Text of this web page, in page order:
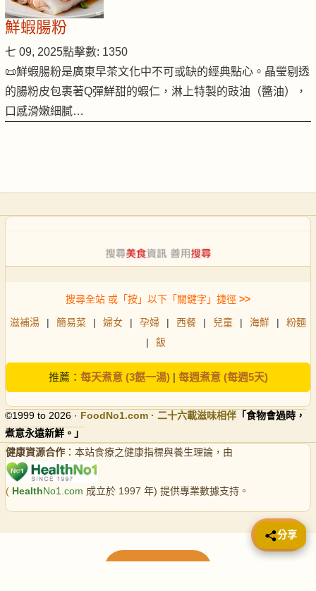
鮮蝦腸粉
七 09, 2025點擊數: 1350
📜鮮蝦腸粉是廣東早茶文化中不可或缺的經典點心。晶瑩剔透
的腸粉皮包裹著Q彈鮮甜的蝦仁，淋上特製的豉油（醬油），
口感滑嫩細膩…
搜尋全站 或「按」以下「關鍵字」捷徑 >>
滋補湯 | 簡易菜 | 婦女 | 孕婦 | 西餐 | 兒童 | 海鮮 |
粉麵
|
飯
推薦： 每天煮意 (3餸一湯)| 每週煮意 (每週5天)
©1999 to 2026 · FoodNo1.com · 二十六載滋味相伴 「食物會過時，
煮意永遠新鮮。」
健康資源合作 ：本站食療之健康指標與養生理論，由
( HealthNo1.com 成立於 1997 年) 提供專業數據支持。
📤 分享
分享